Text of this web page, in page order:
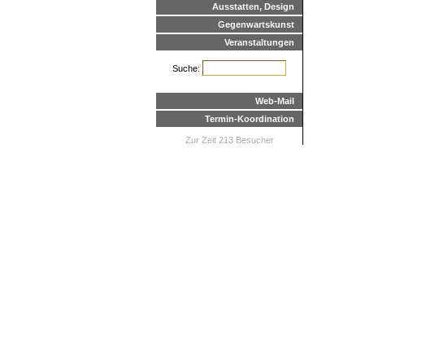
Ausstatten, Design
Gegenwartskunst
Veranstaltungen
Suche:
Web-Mail
Termin-Koordination
Zur Zeit 213 Besucher